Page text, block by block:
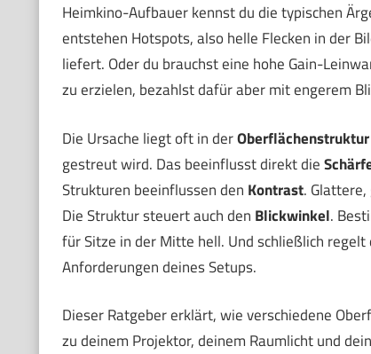
Heimkino-Aufbauer kennst du die typischen
entstehen Hotspots, also helle Flecken in der
liefert. Oder du brauchst eine hohe Gain-
zu erzielen, bezahlst dafür aber mit engerem
Die Ursache liegt oft in derOberflächenstruktur
gestreut wird. Das beeinflusst direkt die
Strukturen beeinflussen den Kontrast.
Die Struktur steuert auch den Blickwinkel.
für Sitze in der Mitte hell. Und schließlich
Anforderungen deines Setups.
Dieser Ratgeber erklärt, wie verschiedene
zu deinem Projektor, deinem Raumlicht und